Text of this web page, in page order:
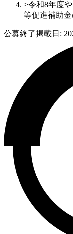
>令和8年度
等促進補助
公募終了掲載日: